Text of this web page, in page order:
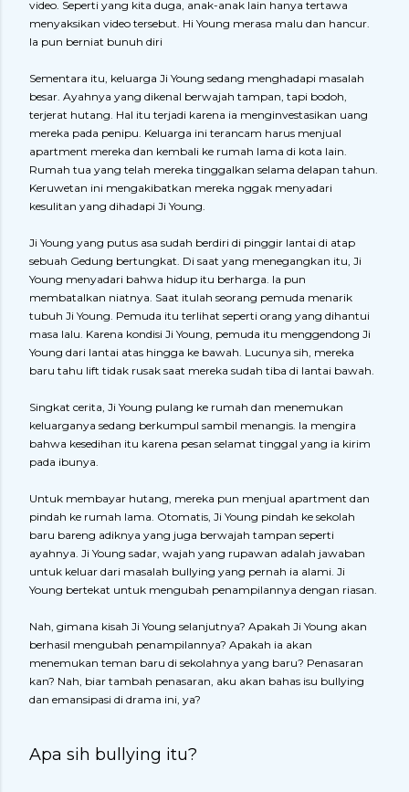
video. Seperti yang kita duga, anak-anak lain hanya tertawa
menyaksikan video tersebut. Hi Young merasa malu dan hancur.
Ia pun berniat bunuh diri
Sementara itu, keluarga Ji Young sedang menghadapi masalah
besar. Ayahnya yang dikenal berwajah tampan, tapi bodoh,
terjerat hutang. Hal itu terjadi karena ia menginvestasikan uang
mereka pada penipu. Keluarga ini terancam harus menjual
apartment mereka dan kembali ke rumah lama di kota lain.
Rumah tua yang telah mereka tinggalkan selama delapan tahun.
Keruwetan ini mengakibatkan mereka nggak menyadari
kesulitan yang dihadapi Ji Young.
Ji Young yang putus asa sudah berdiri di pinggir lantai di atap
sebuah Gedung bertungkat. Di saat yang menegangkan itu, Ji
Young menyadari bahwa hidup itu berharga. Ia pun
membatalkan niatnya. Saat itulah seorang pemuda menarik
tubuh Ji Young. Pemuda itu terlihat seperti orang yang dihantui
masa lalu. Karena kondisi Ji Young, pemuda itu menggendong Ji
Young dari lantai atas hingga ke bawah. Lucunya sih, mereka
baru tahu lift tidak rusak saat mereka sudah tiba di lantai bawah.
Singkat cerita, Ji Young pulang ke rumah dan menemukan
keluarganya sedang berkumpul sambil menangis. Ia mengira
bahwa kesedihan itu karena pesan selamat tinggal yang ia kirim
pada ibunya.
Untuk membayar hutang, mereka pun menjual apartment dan
pindah ke rumah lama. Otomatis, Ji Young pindah ke sekolah
baru bareng adiknya yang juga berwajah tampan seperti
ayahnya. Ji Young sadar, wajah yang rupawan adalah jawaban
untuk keluar dari masalah bullying yang pernah ia alami. Ji
Young bertekat untuk mengubah penampilannya dengan riasan.
Nah, gimana kisah Ji Young selanjutnya? Apakah Ji Young akan
berhasil mengubah penampilannya? Apakah ia akan
menemukan teman baru di sekolahnya yang baru? Penasaran
kan? Nah, biar tambah penasaran, aku akan bahas isu bullying
dan emansipasi di drama ini, ya?
Apa sih bullying itu?